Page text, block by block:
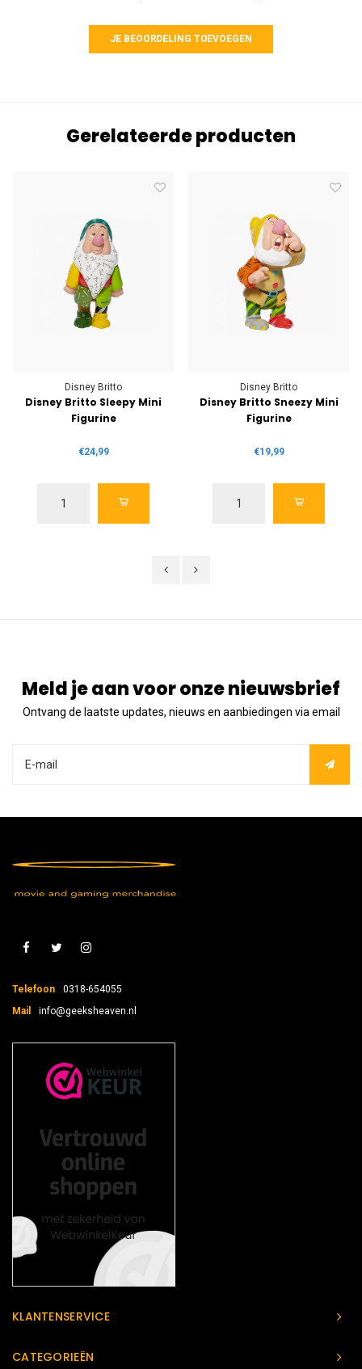
JE BEOORDELING TOEVOEGEN
Gerelateerde producten
Disney Britto
Disney Britto Sleepy Mini
Figurine
€24,99
Disney Britto
Disney Britto Sneezy Mini
Figurine
€19,99
Meld je aan voor onze nieuwsbrief
Ontvang de laatste updates, nieuws en aanbiedingen via email
Telefoon
0318-654055
Mail
info@geeksheaven.nl
KLANTENSERVICE
CATEGORIEËN